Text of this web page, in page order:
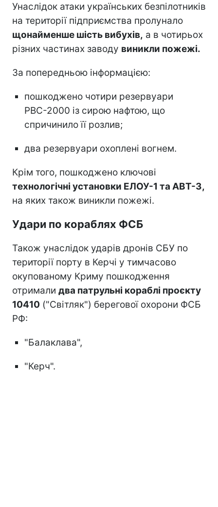
Унаслідок атаки українських безпілотників
на території підприємства пролунало
щонайменше шість вибухів, а в чотирьох
різних частинах заводу виникли пожежі.
За попередньою інформацією:
пошкоджено чотири резервуари
РВС-2000 із сирою нафтою, що
спричинило її розлив;
два резервуари охоплені вогнем.
Крім того, пошкоджено ключові
технологічні установки ЕЛОУ-1 та АВТ-3,
на яких також виникли пожежі.
Удари по кораблях ФСБ
Також унаслідок ударів дронів СБУ по
території порту в Керчі у тимчасово
окупованому Криму пошкодження
отримали два патрульні кораблі проєкту
10410 ("Світляк") берегової охорони ФСБ
РФ:
"Балаклава",
"Керч".